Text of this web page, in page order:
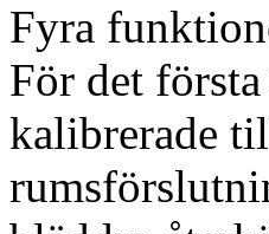
Fyra
För det
kalibrerade